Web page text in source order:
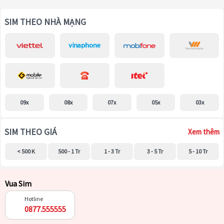
SIM THEO NHÀ MẠNG
09x 08x 07x 05x 03x
SIM THEO GIÁ Xem thêm
< 500 K 500 - 1 Tr 1 - 3 Tr 3 - 5 Tr 5 - 10 Tr
Vua Sim
Hotline
0877.555555